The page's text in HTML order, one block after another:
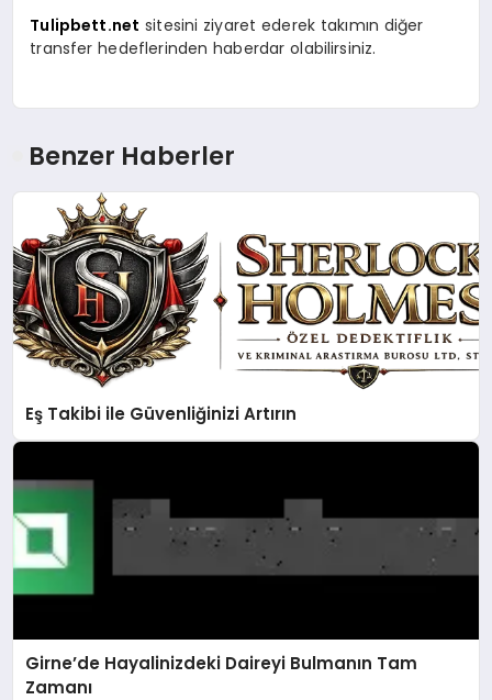
Tulipbett.net sitesini ziyaret ederek takımın diğer
transfer hedeflerinden haberdar olabilirsiniz.
Benzer Haberler
Eş Takibi ile Güvenliğinizi Artırın
Girne’de Hayalinizdeki Daireyi Bulmanın Tam
Zamanı